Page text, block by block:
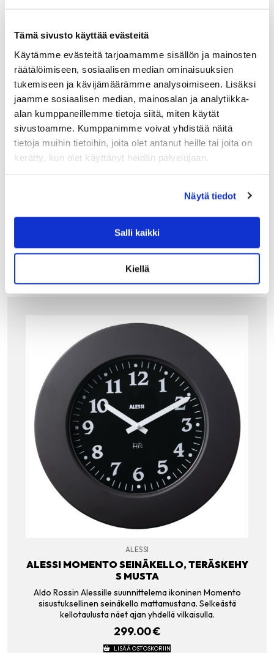
Tämä sivusto käyttää evästeitä
Käytämme evästeitä tarjoamamme sisällön ja mainosten
räätälöimiseen, sosiaalisen median ominaisuuksien
tukemiseen ja kävijämäärämme analysoimiseen. Lisäksi
jaamme sosiaalisen median, mainosalan ja analytiikka-
alan kumppaneillemme tietoja siitä, miten käytät
sivustoamme. Kumppanimme voivat yhdistää näitä
tietoja muihin tietoihin, joita olet antanut heille tai joita on
kerätty, kun olet käyttänyt heidän palvelujaan.
Näytä tiedot
Salli kaikki
Kiellä
ALESSI MOMENTO SEINÄKELLO, TERÄSKEHY
S
teräskehyksellä. Selkeästä kellotaulusta näet ajan yhdellä
vilkaisulla. Alessin klassikko on myös upea osa sisustusta.
299.00€
LISÄÄ OSTOSKORIIN
ALESSI
ALESSI MOMENTO SEINÄKELLO, TERÄSKEHY
S MUSTA
Aldo Rossin Alessille suunnittelema ikoninen Momento
sisustuksellinen seinäkello mattamustana. Selkeästä
kellotaulusta näet ajan yhdellä vilkaisulla.
299.00€
LISÄÄ OSTOSKORIIN